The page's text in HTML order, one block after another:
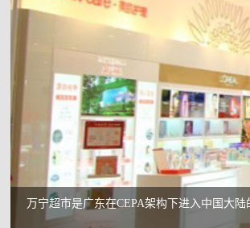
Our project managers have many years of
experience.We are professional that we can provide
excellent public
counstruction site management. Moreover, our
our customers feel the most satisfactory service.
Brand new design concept, strong desing
equipment, standard construction management,
response, sincere service awareness, reasonable fee
to provide better quality, more ideal service
大家乐集团是亚洲餐饮上市集团之一